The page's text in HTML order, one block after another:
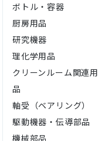
ボトル・容器
厨房用品
研究機器
理化学用品
クリーンルーム関連用
品
軸受（ベアリング）
駆動機器・伝導部品
機械部品